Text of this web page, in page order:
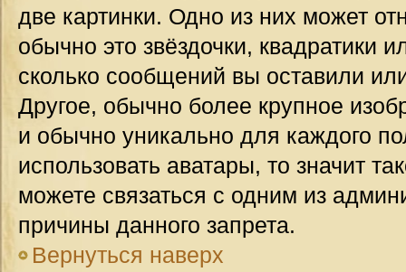
две картинки. Одно из них может
обычно это звёздочки, квадратики
сколько сообщений вы оставили
Другое, обычно более крупное
и обычно уникально для каждого
использовать аватары, то значит
можете связаться с одним из
причины данного запрета.
Вернуться наверх